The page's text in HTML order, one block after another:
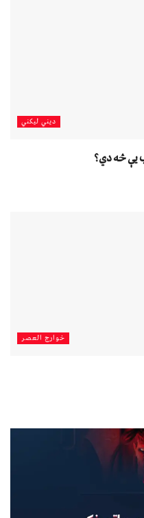
دیني لیکني
يې څه دي؟
خوارج العصر